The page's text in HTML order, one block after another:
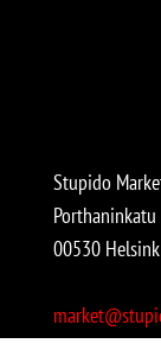
Stupido
00530